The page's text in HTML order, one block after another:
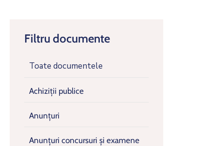
Filtru documente
Toate documentele
Achiziții publice
Anunțuri
Anunțuri concursuri și examene